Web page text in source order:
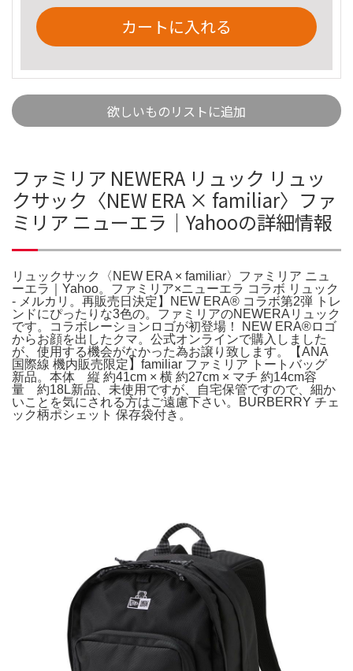
カートに入れる
欲しいものリストに追加
ファミリア NEWERA リュック リュッ
クサック〈NEW ERA × familiar〉ファ
ミリア ニューエラ｜Yahooの詳細情報
リュックサック〈NEW ERA × familiar〉ファミリア ニュ
ーエラ｜Yahoo。ファミリア×ニューエラ コラボ リュック
- メルカリ。再販売日決定】NEW ERA® コラボ第2弾 トレ
ンドにぴったりな3色の。ファミリアのNEWERAリュック
です。コラボレーションロゴが初登場！ NEW ERA®ロゴ
からお顔を出したクマ。公式オンラインで購入しました
が、使用する機会がなかった為お譲り致します。【ANA
国際線 機内販売限定】familiar ファミリア トートバッグ
新品。本体 縦 約41cm × 横 約27cm × マチ 約14cm容
量 約18L新品、未使用ですが、自宅保管ですので、細か
いことを気にされる方はご遠慮下さい。BURBERRY チェ
ック柄ポシェット 保存袋付き。